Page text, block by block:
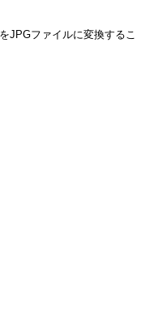
JPGファイルに変換するこ